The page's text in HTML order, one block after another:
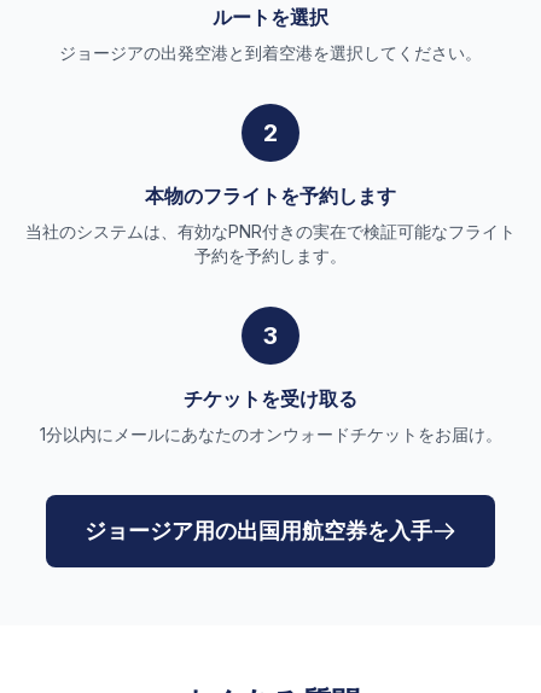
ルートを選択
ジョージアの出発空港と到着空港を選択してください。
2
本物のフライトを予約します
当社のシステムは、有効なPNR付きの実在で検証可能なフライト
予約を予約します。
3
チケットを受け取る
1分以内にメールにあなたのオンウォードチケットをお届け。
ジョージア用の出国用航空券を入手